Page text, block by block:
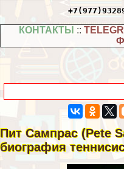
КОНТАКТЫ ::
Пит Сампрас (Pete
биография